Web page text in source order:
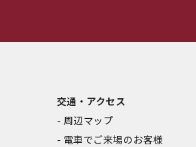
交通・アクセス
周辺マップ
電車でご来場のお客様